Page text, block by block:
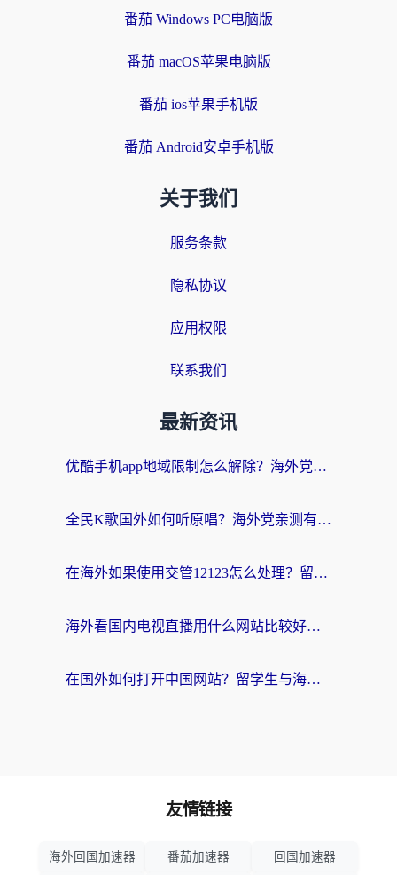
番茄 Windows PC电脑版
番茄 macOS苹果电脑版
番茄 ios苹果手机版
番茄 Android安卓手机版
关于我们
服务条款
隐私协议
应用权限
联系我们
最新资讯
优酷手机app地域限制怎么解除？海外党亲测有效的追剧方案
全民K歌国外如何听原唱？海外党亲测有效的回国加速器选择指南
在海外如果使用交管12123怎么处理？留学生亲测有效的回国加速方案
海外看国内电视直播用什么网站比较好？一篇解决你所有追剧难题的实用指南
在国外如何打开中国网站？留学生与海外华人的无缝访问指南
友情链接
海外回国加速器 番茄加速器 回国加速器